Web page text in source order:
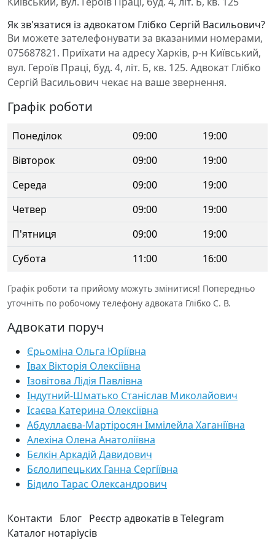
Як зв'язатися із адвокатом Глібко Сергій Васильович?
Ви можете зателефонувати за вказаними номерами,
075687821. Приїхати на адресу Харків, р-н Київський,
вул. Героїв Праці, буд. 4, літ. Б, кв. 125. Адвокат Глібко
Сергій Васильович чекає на ваше звернення.
Графік роботи
Понеділок 09:00
19:00
Вівторок
09:00
19:00
Середа
09:00
19:00
Четвер
09:00
19:00
П'ятниця
09:00
19:00
Субота
11:00 16:00
Графік роботи та прийому можуть змінитися! Попередньо
уточніть по робочому телефону адвоката Глібко С. В.
Адвокати поруч
Єрьоміна Ольга Юріївна
Івах Вікторія Олексіївна
Ізовітова Лідія Павлівна
Індутний-Шматько Станіслав Миколайович
Ісаєва Катерина Олексіївна
Абдуллаєва-Мартіросян Іммілейла Хаганіївна
Алехіна Олена Анатоліївна
Бєлкін Аркадій Давидович
Бєлолипецьких Ганна Сергіївна
Бідило Тарас Олександрович
Контакти Блог Реєстр адвокатів в Telegram
Каталог нотаріусів